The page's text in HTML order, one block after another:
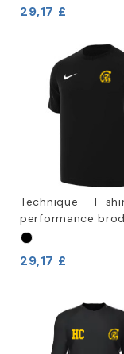
29,17 £
Technique - T-
performance
29,17 £